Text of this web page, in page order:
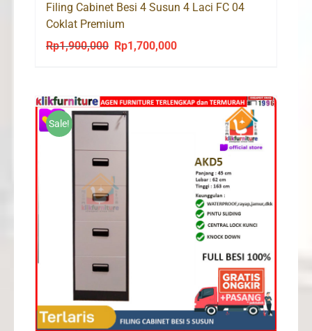
Filing Cabinet Besi 4 Susun 4 Laci FC 04
Coklat Premium
Rp1,900,000
Original
Rp1,900,000.
Rp1,700,000Current
Rp1,700,000.
Sale!